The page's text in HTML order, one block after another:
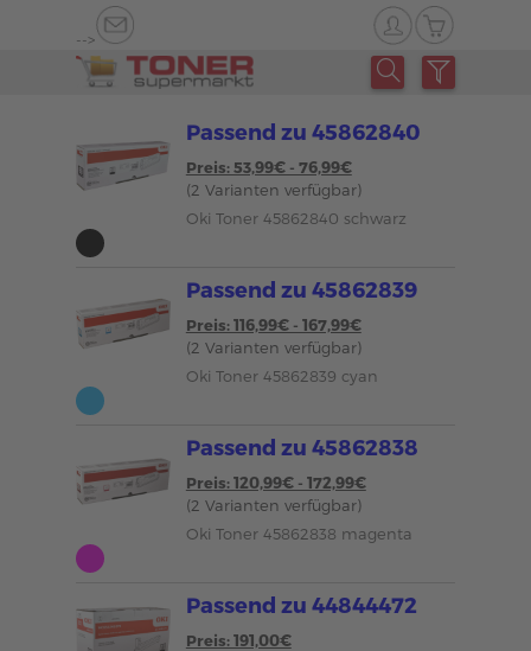
-->
Passend zu 45862840
Preis: 53,99€ - 76,99€
(2 Varianten verfügbar)
Oki Toner 45862840 schwarz
Passend zu 45862839
Preis: 116,99€ - 167,99€
(2 Varianten verfügbar)
Oki Toner 45862839 cyan
Passend zu 45862838
Preis: 120,99€ - 172,99€
(2 Varianten verfügbar)
Oki Toner 45862838 magenta
Passend zu 44844472
Preis: 191,00€